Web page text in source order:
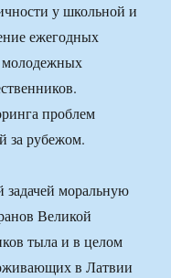
у школьной и
ежегодных
молодежных
проблем
за рубежом.
моральную
Великой
тыла и в целом
в Латвии